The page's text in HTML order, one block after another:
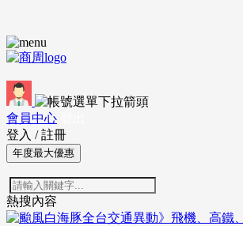
會員中心
登入 / 註冊
年度最大優惠
熱搜內容